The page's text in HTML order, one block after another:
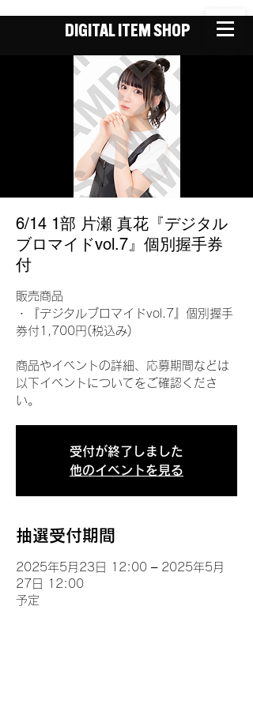
DIGITAL ITEM SHOP
6/14 1部 片瀬 真花『デジタル
ブロマイドvol.7』個別握手券
付
販売商品
・『デジタルブロマイドvol.7』個別握手
券付1,700円(税込み)
商品やイベントの詳細、応募期間などは
以下イベントについてをご確認くださ
い。
受付が終了しました
他のイベントを見る
抽選受付期間
2025年5月23日 12:00 – 2025年5月
27日 12:00
予定